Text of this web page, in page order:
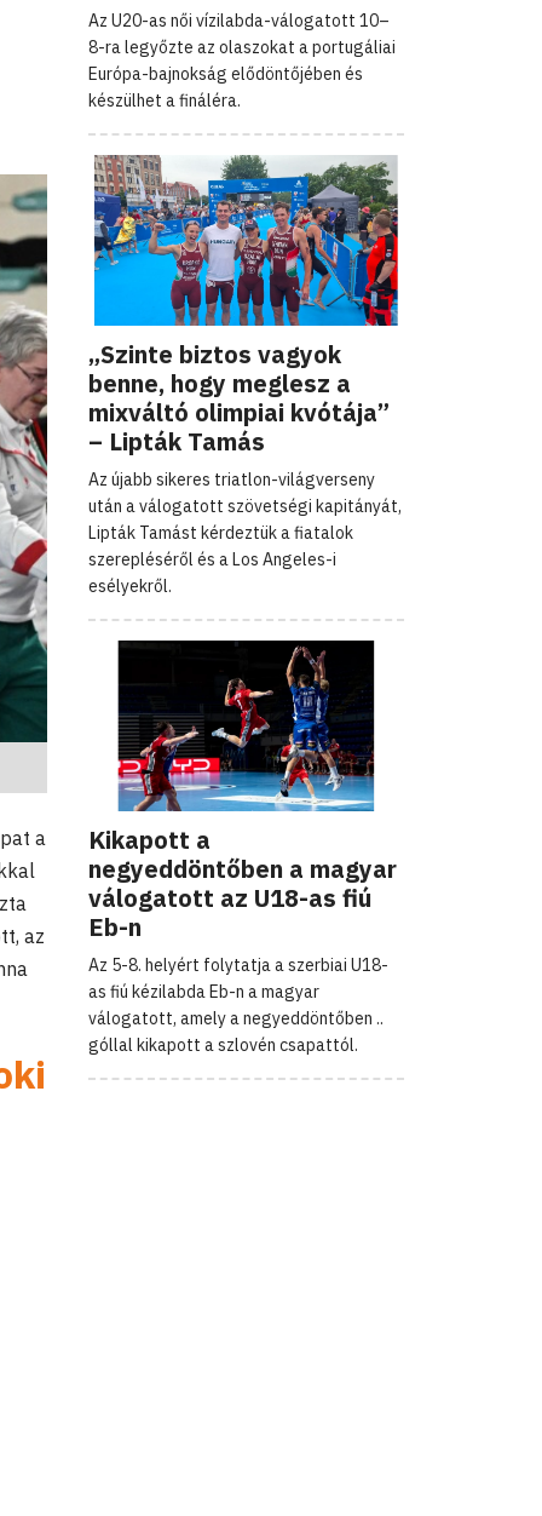
a
az
Az U20-as női vízilabda-válogatott 10–
8-ra legyőzte az olaszokat a portugáliai
Európa-bajnokság elődöntőjében és
készülhet a fináléra.
„Szinte biztos vagyok
benne, hogy meglesz a
mixváltó olimpiai kvótája”
– Lipták Tamás
Az újabb sikeres triatlon-világverseny
után a válogatott szövetségi kapitányát,
Lipták Tamást kérdeztük a fiatalok
szerepléséről és a Los Angeles-i
esélyekről.
Kikapott a
negyeddöntőben a magyar
válogatott az U18-as fiú
Eb-n
Az 5-8. helyért folytatja a szerbiai U18-
as fiú kézilabda Eb-n a magyar
válogatott, amely a negyeddöntőben ..
góllal kikapott a szlovén csapattól.